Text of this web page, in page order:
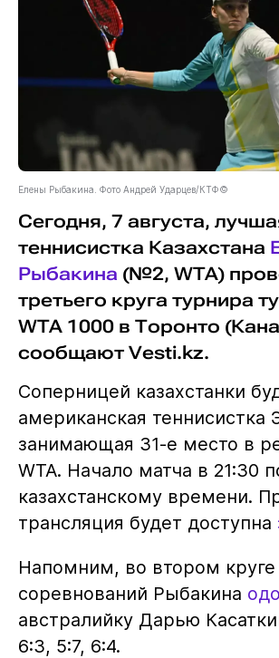
Елены Рыбакина. Фото Андрей Ударцев/КТФ©
Сегодня, 7 августа,
теннисистка Казахстана
Рыбакина (№2, WTA)
третьего круга турнира
WTA 1000 в Торонто
сообщают Vesti.kz.
Соперницей казахстанки
американская теннисистка
занимающая 31-е место в
WTA. Начало матча в 21:30
казахстанскому времени.
трансляция будет доступна
Напомним, во втором круге
соревнований Рыбакина
австралийку Дарью
6:3, 5:7, 6:4.